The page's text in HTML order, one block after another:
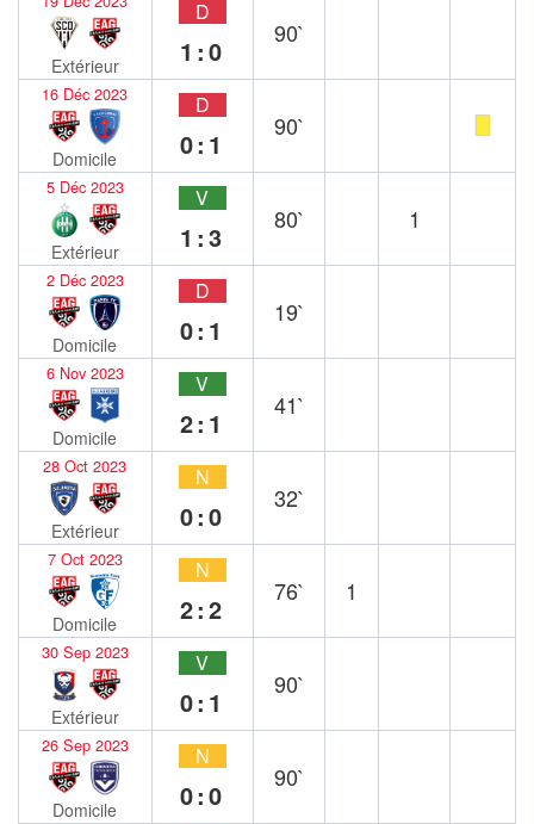
Extérieur
D
1:0
90`
16 Déc 2023
Domicile
D
0:1
90`
5 Déc 2023
Extérieur
V
1:3
80` 1
2 Déc 2023
Domicile
D
0:1
19`
6 Nov 2023
Domicile
V
2:1
41`
28 Oct 2023
Extérieur
N
0:0
32`
7 Oct 2023
Domicile
N
2:2
76` 1
30 Sep 2023
Extérieur
V
0:1
90`
26 Sep 2023
Domicile
N
0:0
90`